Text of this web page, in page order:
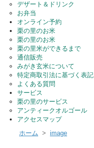
デザート＆ドリンク
お弁当
オンライン予約
栗の里のお米
栗の里のお米
栗の里米ができるまで
通信販売
みがき玄米について
特定商取引法に基づく表記
よくある質問
サービス
栗の里のサービス
アンティークオルゴール
アクセスマップ
ホーム > image